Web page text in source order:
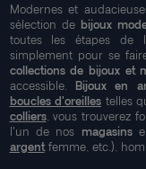
Modernes et
sélection de bijoux
toutes les étapes de
simplement pour se
collections de bijoux et
accessible. Bijoux en
boucles d'oreilles telles
colliers, vous trouverez
l'un de nos magasins
argentfemme, etc.),